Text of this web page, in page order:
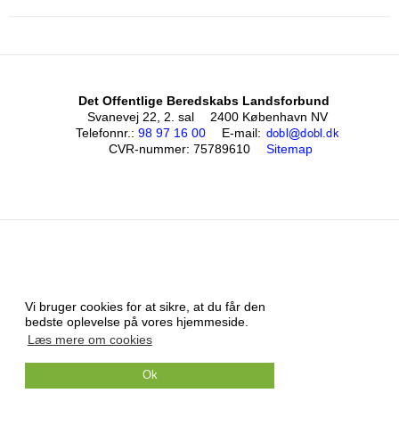
Vi bruger cookies for at sikre, at du får den
bedste oplevelse på vores hjemmeside.
Læs mere om cookies
Ok
Det Offentlige Beredskabs Landsforbund
Svanevej 22, 2. sal
2400 København NV
Telefonnr. : 98 97 16 00 E-mail:
CVR-nummer: 75789610 Sitemap